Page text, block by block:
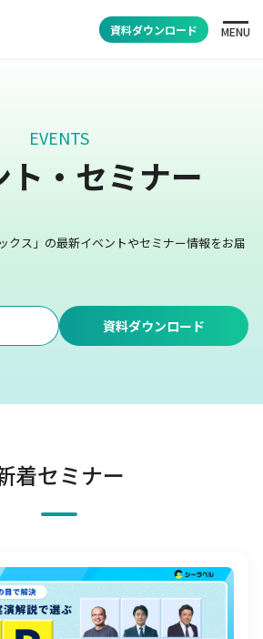
資料ダウンロード MENU
EVENTS
ト・セミナー
クス」の最新イベントやセミナー情報をお届
資料ダウンロード
着セミナー